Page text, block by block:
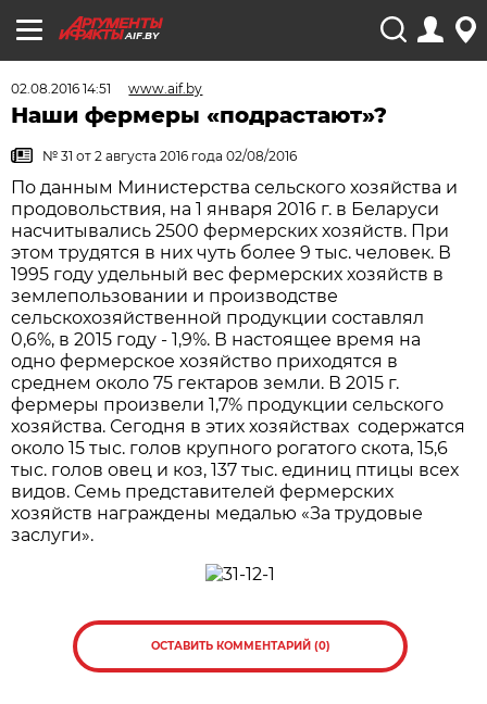
AIF.BY
02.08.2016 14:51 www.aif.by
Наши фермеры «подрастают»?
№ 31 от 2 августа 2016 года 02/08/2016
По данным Министерства сельского хозяйства и
продовольствия, на 1 января 2016 г. в Беларуси
насчитывались 2500 фермерских хозяйств. При
этом трудятся в них чуть более 9 тыс. человек. В
1995 году удельный вес фермерских хозяйств в
землепользовании и производстве
сельскохозяйственной продукции составлял
0,6%, в 2015 году - 1,9%. В настоящее время на
одно фермерское хозяйство приходятся в
среднем около 75 гектаров земли. В 2015 г.
фермеры произвели 1,7% продукции сельского
хозяйства. Сегодня в этих хозяйствах содержатся
около 15 тыс. голов крупного рогатого скота, 15,6
тыс. голов овец и коз, 137 тыс. единиц птицы всех
видов. Семь представителей фермерских
хозяйств награждены медалью «За трудовые
заслуги».
ОСТАВИТЬ КОММЕНТАРИЙ (0)